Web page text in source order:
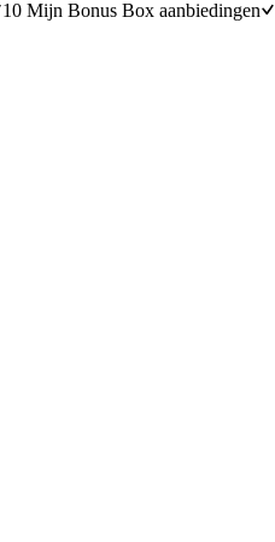
10 Mijn Bonus Box aanbiedingen